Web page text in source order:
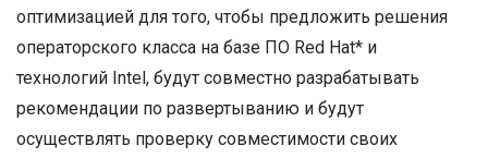
оптимизацией для того, чтобы предложить решения
операторского класса на базе ПО Red Hat* и
технологий Intel, будут совместно разрабатывать
рекомендации по развертыванию и будут
осуществлять проверку совместимости своих